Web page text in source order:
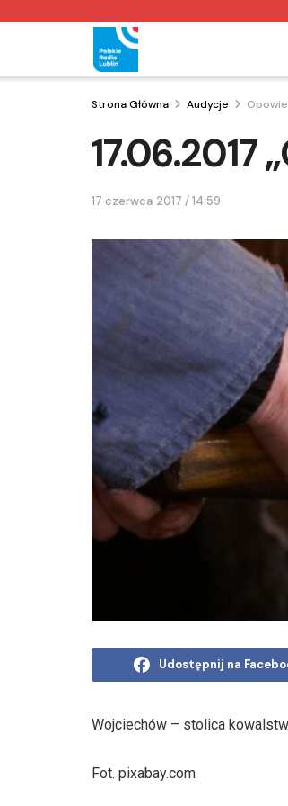
Strona Główna Audycje
17.06.2017
17 czerwca 2017 / 14:59
Udostępnij na
Wojciechów – stolica
Fot. pixabay.com